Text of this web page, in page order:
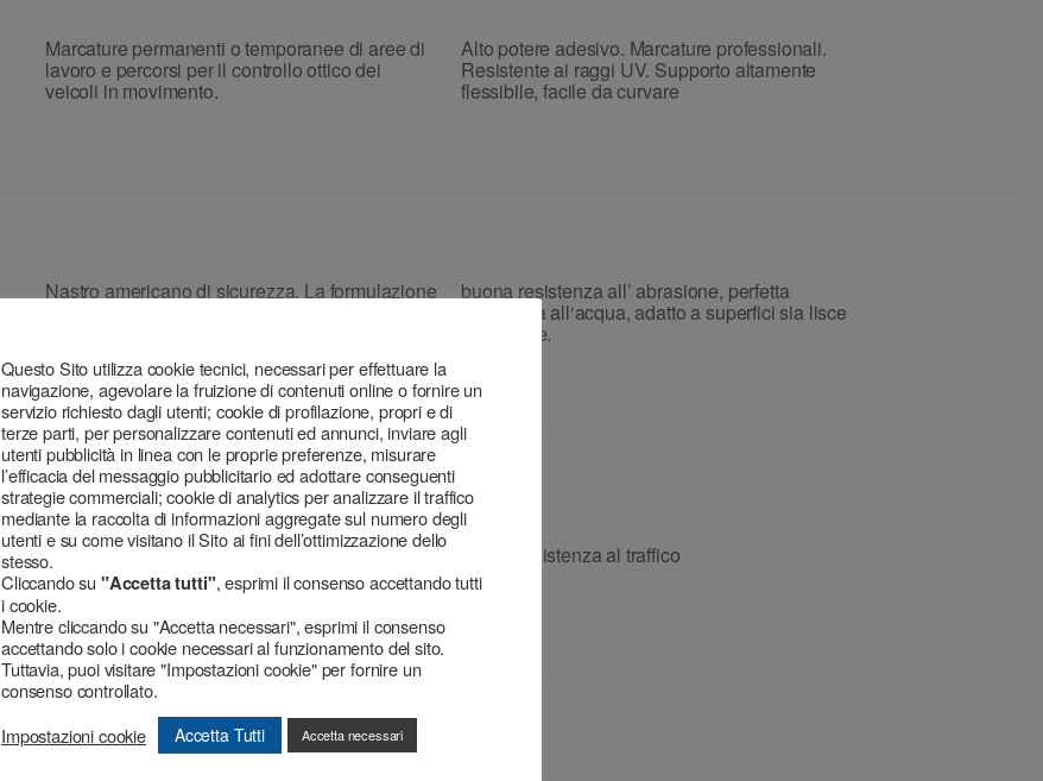
Marcature permanenti o temporanee di aree di
lavoro e percorsi per il controllo ottico dei
veicoli in movimento.
Alto potere adesivo. Marcature professionali.
Resistente ai raggi UV. Supporto altamente
flessibile, facile da curvare
Nastro americano di sicurezza. La formulazione buona resistenza all’ abrasione, perfetta
resistenza all‘acqua, adatto a superfici sia lisce
che ruvide.
Nastri adesivi a losanghe trasversali, usati per
segnalare aree pericolose, vietate o per
evidenziare materiali sporgenti
Media resistenza al traffico
Questo Sito utilizza cookie tecnici, necessari per effettuare la
navigazione, agevolare la fruizione di contenuti online o fornire un
servizio richiesto dagli utenti; cookie di profilazione, propri e di
terze parti, per personalizzare contenuti ed annunci, inviare agli
utenti pubblicità in linea con le proprie preferenze, misurare
l’efficacia del messaggio pubblicitario ed adottare conseguenti
strategie commerciali; cookie di analytics per analizzare il traffico
mediante la raccolta di informazioni aggregate sul numero degli
utenti e su come visitano il Sito ai fini dell’ottimizzazione dello
stesso.
Cliccando su "Accetta tutti", esprimi il consenso accettando tutti
i cookie.
Mentre cliccando su "Accetta necessari", esprimi il consenso
accettando solo i cookie necessari al funzionamento del sito.
Tuttavia, puoi visitare "Impostazioni cookie" per fornire un
consenso controllato.
Impostazioni cookie
Accetta Tutti Accetta necessari